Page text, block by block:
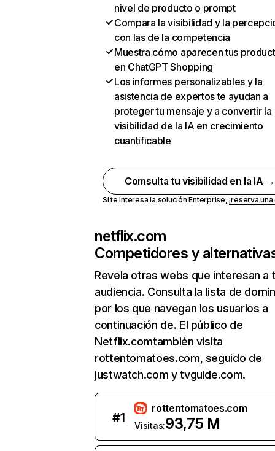
nivel de producto o prompt
Compara la visibilidad y la
con las de la competencia
Muestra cómo aparecen tus
en ChatGPT Shopping
Los informes personalizables y la
asistencia de expertos te ayudan a
proteger tu mensaje y a convertir la
visibilidad de la IA en crecimiento
cuantificable
Comsulta tu visibilidad en la IA →
Si te interesa la solución Enterprise,¡reserva
netflix.com
Competidores y
Revela otras webs que interesan a
audiencia. Consulta la lista de
por los que navegan los usuarios a
continuación de. El público de
Netflix.comtambién visita
rottentomatoes.com, seguido de
justwatch.com y tvguide.com.
#1
rottentomatoes.com
Visitas:93,75 M